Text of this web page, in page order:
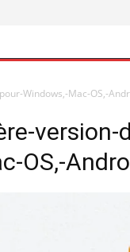
Windows,-Mac-OS,-
version-
OS,-